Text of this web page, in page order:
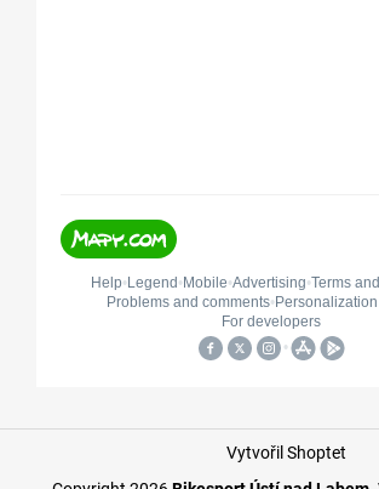
Vytvořil Shoptet